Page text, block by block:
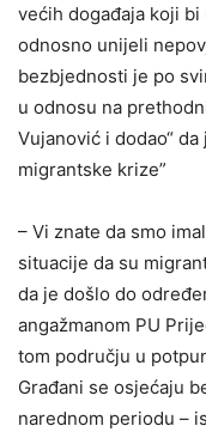
većih događaja koji
odnosno unijeli
bezbjednosti je po
u odnosu na
Vujanović i dodao“
migrantske krize”
– Vi znate da smo
situacije da su
da je došlo do
angažmanom PU
tom području u
Građani se osjećaju
narednom periodu –